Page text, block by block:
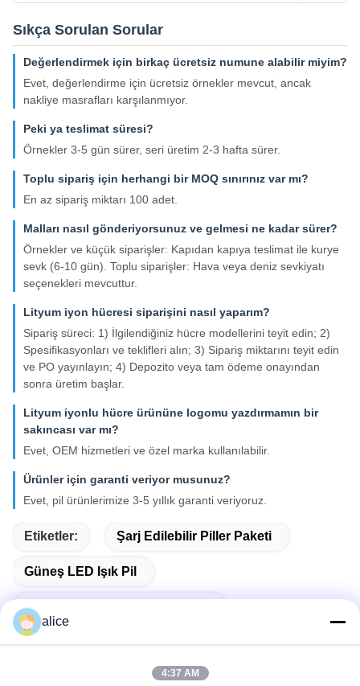
Sıkça Sorulan Sorular
Değerlendirmek için birkaç ücretsiz numune alabilir miyim?
Evet, değerlendirme için ücretsiz örnekler mevcut, ancak
nakliye masrafları karşılanmıyor.
Peki ya teslimat süresi?
Örnekler 3-5 gün sürer, seri üretim 2-3 hafta sürer.
Toplu sipariş için herhangi bir MOQ sınırınız var mı?
En az sipariş miktarı 100 adet.
Malları nasıl gönderiyorsunuz ve gelmesi ne kadar sürer?
Örnekler ve küçük siparişler: Kapıdan kapıya teslimat ile kurye
sevk (6-10 gün). Toplu siparişler: Hava veya deniz sevkiyatı
seçenekleri mevcuttur.
Lityum iyon hücresi siparişini nasıl yaparım?
Sipariş süreci: 1) İlgilendiğiniz hücre modellerini teyit edin; 2)
Spesifikasyonları ve teklifleri alın; 3) Sipariş miktarını teyit edin
ve PO yayınlayın; 4) Depozito veya tam ödeme onayından
sonra üretim başlar.
Lityum iyonlu hücre ürününe logomu yazdırmamın bir
sakıncası var mı?
Evet, OEM hizmetleri ve özel marka kullanılabilir.
Ürünler için garanti veriyor musunuz?
Evet, pil ürünlerimize 3-5 yıllık garanti veriyoruz.
Etiketler: Şarj Edilebilir Piller Paketi
Güneş LED Işık Pil
Acil Durum Hafif Batarya Paketi
alice
4:37 AM